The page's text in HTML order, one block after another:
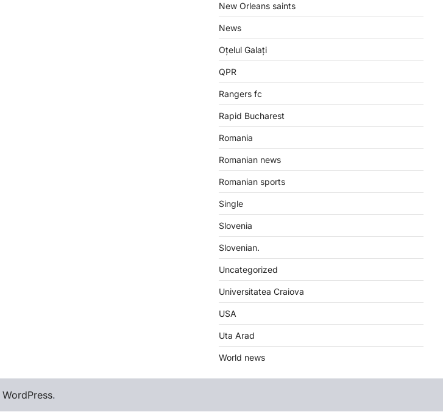
New Orleans saints
News
Oțelul Galați
QPR
Rangers fc
Rapid Bucharest
Romania
Romanian news
Romanian sports
Single
Slovenia
Slovenian.
Uncategorized
Universitatea Craiova
USA
Uta Arad
World news
WordPress.